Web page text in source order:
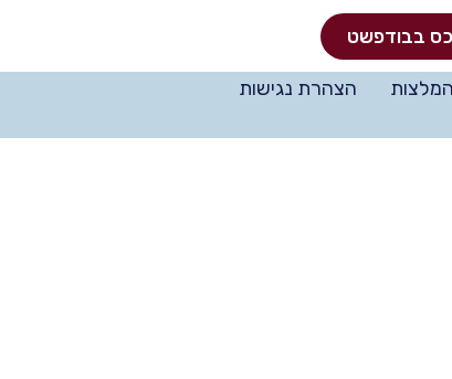
בבודפשט
המלצות
הצהרת נגישות